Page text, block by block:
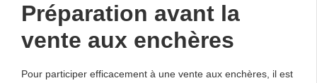
Préparation avant la
vente aux enchères
Pour participer efficacement à une vente aux enchères, il est